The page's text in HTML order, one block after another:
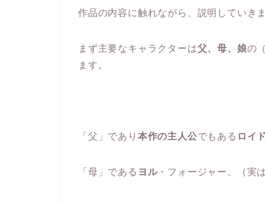
作品の内容に触れながら、説明していき
まず主要なキャラクターは父、母、娘の
ます。
「父」であり 本作の主人公でもある ロイ
「母」である ヨル・フォージャー。（実